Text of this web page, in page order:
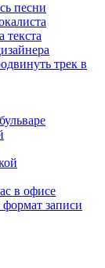
песни
текста
трек в
в офисе
записи